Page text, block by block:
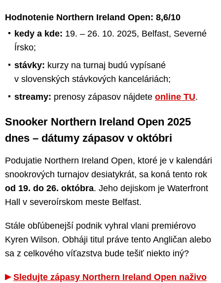
Hodnotenie Northern Ireland Open: 8,6/10
kedy a kde: 19. – 26. 10. 2025, Belfast, Severné
Írsko;
stávky: kurzy na turnaj budú vypísané
v slovenských stávkových kanceláriách;
streamy: prenosy zápasov nájdete online TU.
Snooker Northern Ireland Open 2025
dnes – dátumy zápasov v októbri
Podujatie Northern Ireland Open, ktoré je v kalendári
snookrových turnajov desiatykrát, sa koná tento rok
od 19. do 26. októbra. Jeho dejiskom je Waterfront
Hall v severoírskom meste Belfast.
Stále obľúbenejší podnik vyhral vlani premiérovo
Kyren Wilson. Obháji titul práve tento Angličan alebo
sa z celkového víťazstva bude tešiť niekto iný?
Sledujte zápasy Northern Ireland Open naživo